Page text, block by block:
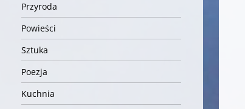
Przyroda
Powieści
Sztuka
Poezja
Kuchnia